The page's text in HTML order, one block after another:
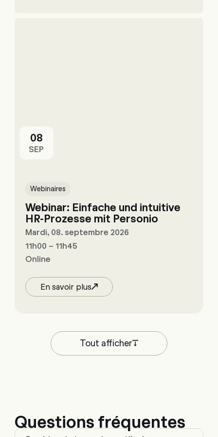
08
SEP
Webinaires
Webinar: Einfache und intuitive
HR-Prozesse mit Personio
Mardi, 08. septembre 2026
11h00 – 11h45
Online
En savoir plus
Tout afficher
Questions fréquentes